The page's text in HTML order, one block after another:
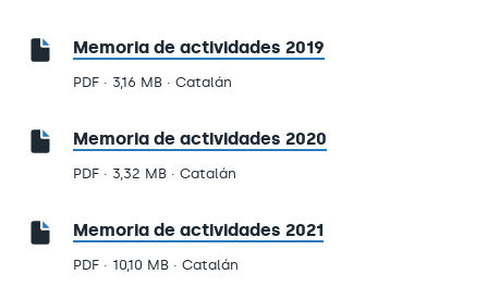
Memoria de actividades 2019
PDF · 3,16 MB · Catalán
Memoria de actividades 2020
PDF · 3,32 MB · Catalán
Memoria de actividades 2021
PDF · 10,10 MB · Catalán